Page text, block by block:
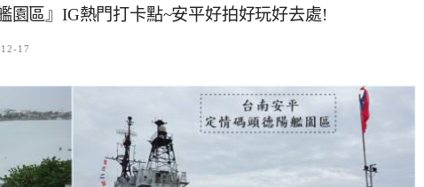
園區』IG熱門打卡點~安平好拍好玩好去處!
17